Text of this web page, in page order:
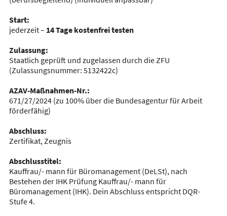
Start:
jederzeit – 14 Tage kostenfrei testen
Zulassung:
Staatlich geprüft und zugelassen durch die ZFU
(Zulassungsnummer: 5132422c)
AZAV-Maßnahmen-Nr.:
671/27/2024(zu 100% über die Bundesagentur für Arbeit
förderfähig)
Abschluss:
Zertifikat, Zeugnis
Abschlusstitel:
Kauffrau/- mann für Büromanagement (DeLSt), nach
Bestehen der IHK Prüfung Kauffrau/- mann für
Büromanagement (IHK). Dein Abschluss entspricht DQR-
Stufe 4.